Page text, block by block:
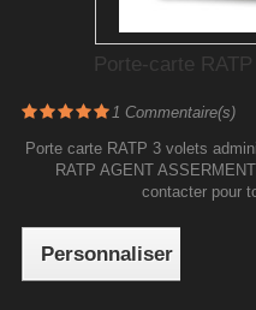
Porte-carte
1 Commentaire(s)
Porte carte RATP 3 volets
RATP AGENT
contacter pour
Personnaliser